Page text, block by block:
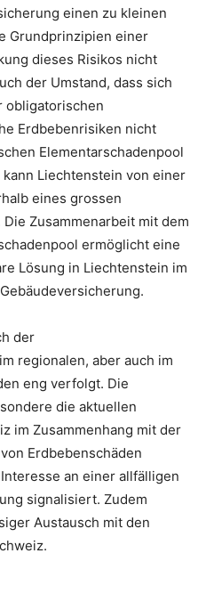
einen zu kleinen
Grundprinzipien einer
dieses Risikos nicht
der Umstand, dass sich
obligatorischen
Erdbebenrisiken nicht
Elementarschadenpool
Liechtenstein von einer
eines grossen
Zusammenarbeit mit dem
ermöglicht eine
Lösung in Liechtenstein im
der
regionalen, aber auch im
eng verfolgt. Die
die aktuellen
im Zusammenhang mit der
Erdbebenschäden
an einer allfälligen
signalisiert. Zudem
Austausch mit den